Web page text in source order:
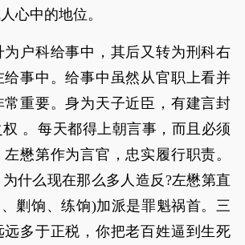
心中的地位。
户科给事中，其后又转为刑科右
事中。给事中虽然从官职上看并
重要。身为天子近臣，有建言封
。每天都得上朝言事，而且必须
懋第作为言官，忠实履行职责。
什么现在那么多人造反?左懋第直
剿饷、练饷)加派是罪魁祸首。三
多于正税，你把老百姓逼到生死